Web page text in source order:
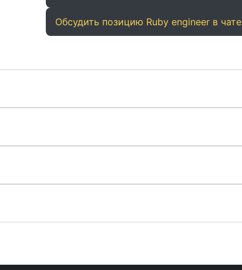
Обсудить позицию Ruby engineer в чате